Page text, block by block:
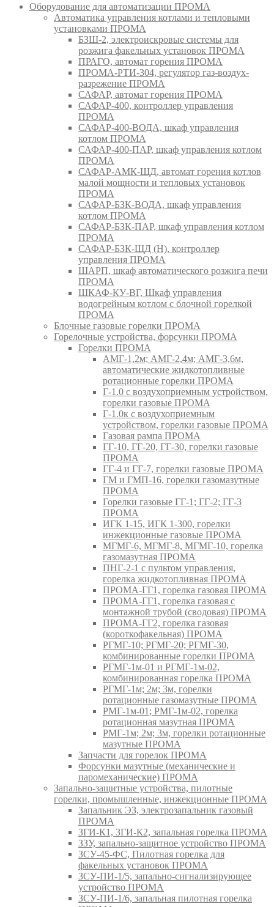
Оборудование для автоматизации ПРОМА
Автоматика управления котлами и тепловыми
установками ПРОМА
БЗШ-2, электроискровые системы для
розжига факельных установок ПРОМА
ПРАГО, автомат горения ПРОМА
ПРОМА-РТИ-304, регулятор газ-воздух-
разрежение ПРОМА
САФАР, автомат горения ПРОМА
САФАР-400, контроллер управления
ПРОМА
САФАР-400-ВОДА, шкаф управления
котлом ПРОМА
САФАР-400-ПАР, шкаф управления котлом
ПРОМА
САФАР-АМК-ЩД, автомат горения котлов
малой мощности и тепловых установок
ПРОМА
САФАР-БЗК-ВОДА, шкаф управления
котлом ПРОМА
САФАР-БЗК-ПАР, шкаф управления котлом
ПРОМА
САФАР-БЗК-ЩД (Н), контроллер
управления ПРОМА
ШАРП, шкаф автоматического розжига печи
ПРОМА
ШКАФ-КУ-ВГ, Шкаф управления
водогрейным котлом с блочной горелкой
ПРОМА
Блочные газовые горелки ПРОМА
Горелочные устройства, форсунки ПРОМА
Горелки ПРОМА
АМГ-1,2м; АМГ-2,4м; АМГ-3,6м,
автоматические жидкотопливные
ротационные горелки ПРОМА
Г-1.0 с воздухоприемным устройством,
горелки газовые ПРОМА
Г-1.0к с воздухоприемным
устройством, горелки газовые ПРОМА
Газовая рампа ПРОМА
ГГ-10, ГГ-20, ГГ-30, горелки газовые
ПРОМА
ГГ-4 и ГГ-7, горелки газовые ПРОМА
ГМ и ГМП-16, горелки газомазутные
ПРОМА
Горелки газовые ГГ-1; ГГ-2; ГГ-3
ПРОМА
ИГК 1-15, ИГК 1-300, горелки
инжекционные газовые ПРОМА
МГМГ-6, МГМГ-8, МГМГ-10, горелка
газомазутная ПРОМА
ПНГ-2-1 с пультом управления,
горелка жидкотопливная ПРОМА
ПРОМА-ГГ1, горелка газовая ПРОМА
ПРОМА-ГГ1, горелка газовая с
монтажной трубой (сводовая) ПРОМА
ПРОМА-ГГ2, горелка газовая
(короткофакельная) ПРОМА
РГМГ-10; РГМГ-20; РГМГ-30,
комбинированные горелки ПРОМА
РГМГ-1м-01 и РГМГ-1м-02,
комбинированная горелка ПРОМА
РГМГ-1м; 2м; 3м, горелки
ротационные газомазутные ПРОМА
РМГ-1м-01; РМГ-1м-02, горелка
ротационная мазутная ПРОМА
РМГ-1м; 2м; 3м, горелки ротационные
мазутные ПРОМА
Запчасти для горелок ПРОМА
Форсунки мазутные (механические и
паромеханические) ПРОМА
Запально-защитные устройства, пилотные
горелки, промышленные, инжекционные ПРОМА
Запальник ЭЗ, электрозапальник газовый
ПРОМА
ЗГИ-К1, ЗГИ-К2, запальная горелка ПРОМА
ЗЗУ, запально-защитное устройство ПРОМА
ЗСУ-45-ФС, Пилотная горелка для
факельных установок ПРОМА
ЗСУ-ПИ-1/5, запально-сигнализирующее
устройство ПРОМА
ЗСУ-ПИ-1/6, запальная пилотная горелка